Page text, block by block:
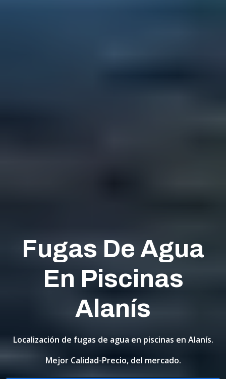
Fugas De Agua
En Piscinas
Alanís
Localización de fugas de agua en piscinas en Alanís.
Mejor Calidad-Precio, del mercado.